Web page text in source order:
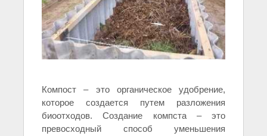
Компост – это органическое удобрение,
которое создается путем разложения
биоотходов. Создание компста – это
превосходный способ уменьшения